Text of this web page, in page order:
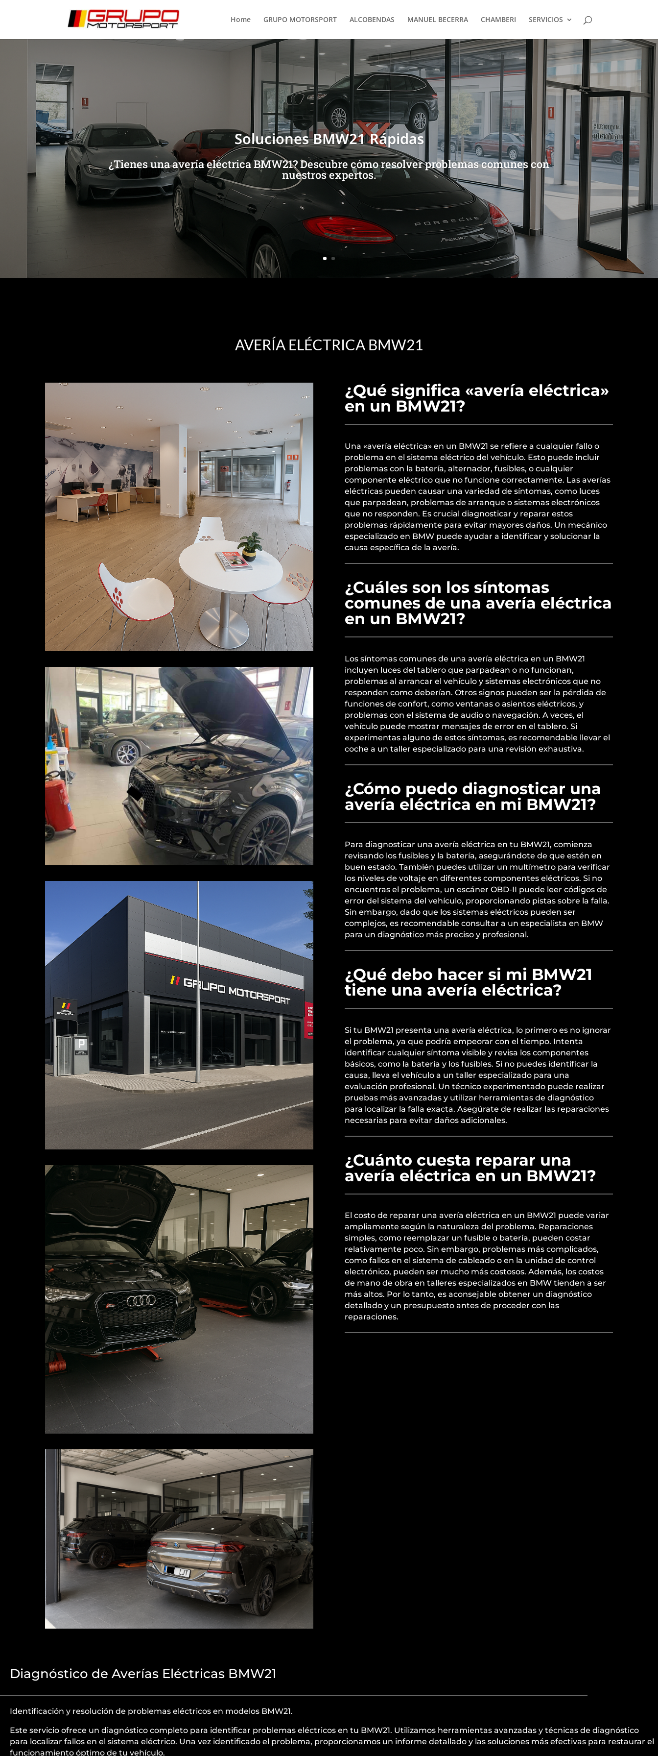
Home GRUPO MOTORSPORT ALCOBENDAS MANUEL BECERRA CHAMBERI SERVICIOS
Soluciones BMW21 Rápidas
¿Tienes una avería eléctrica BMW21? Descubre cómo resolver problemas comunes con
nuestros expertos.
AVERÍA ELÉCTRICA BMW21
¿Qué significa «avería eléctrica»
en un BMW21?
Una «avería eléctrica» en un BMW21 se refiere a cualquier fallo o
problema en el sistema eléctrico del vehículo. Esto puede incluir
problemas con la batería, alternador, fusibles, o cualquier
componente eléctrico que no funcione correctamente. Las averías
eléctricas pueden causar una variedad de síntomas, como luces
que parpadean, problemas de arranque o sistemas electrónicos
que no responden. Es crucial diagnosticar y reparar estos
problemas rápidamente para evitar mayores daños. Un mecánico
especializado en BMW puede ayudar a identificar y solucionar la
causa específica de la avería.
¿Cuáles son los síntomas
comunes de una avería eléctrica
en un BMW21?
Los síntomas comunes de una avería eléctrica en un BMW21
incluyen luces del tablero que parpadean o no funcionan,
problemas al arrancar el vehículo y sistemas electrónicos que no
responden como deberían. Otros signos pueden ser la pérdida de
funciones de confort, como ventanas o asientos eléctricos, y
problemas con el sistema de audio o navegación. A veces, el
vehículo puede mostrar mensajes de error en el tablero. Si
experimentas alguno de estos síntomas, es recomendable llevar el
coche a un taller especializado para una revisión exhaustiva.
¿Cómo puedo diagnosticar una
avería eléctrica en mi BMW21?
Para diagnosticar una avería eléctrica en tu BMW21, comienza
revisando los fusibles y la batería, asegurándote de que estén en
buen estado. También puedes utilizar un multímetro para verificar
los niveles de voltaje en diferentes componentes eléctricos. Si no
encuentras el problema, un escáner OBD-II puede leer códigos de
error del sistema del vehículo, proporcionando pistas sobre la falla.
Sin embargo, dado que los sistemas eléctricos pueden ser
complejos, es recomendable consultar a un especialista en BMW
para un diagnóstico más preciso y profesional.
¿Qué debo hacer si mi BMW21
tiene una avería eléctrica?
Si tu BMW21 presenta una avería eléctrica, lo primero es no ignorar
el problema, ya que podría empeorar con el tiempo. Intenta
identificar cualquier síntoma visible y revisa los componentes
básicos, como la batería y los fusibles. Si no puedes identificar la
causa, lleva el vehículo a un taller especializado para una
evaluación profesional. Un técnico experimentado puede realizar
pruebas más avanzadas y utilizar herramientas de diagnóstico
para localizar la falla exacta. Asegúrate de realizar las reparaciones
necesarias para evitar daños adicionales.
¿Cuánto cuesta reparar una
avería eléctrica en un BMW21?
El costo de reparar una avería eléctrica en un BMW21 puede variar
ampliamente según la naturaleza del problema. Reparaciones
simples, como reemplazar un fusible o batería, pueden costar
relativamente poco. Sin embargo, problemas más complicados,
como fallos en el sistema de cableado o en la unidad de control
electrónico, pueden ser mucho más costosos. Además, los costos
de mano de obra en talleres especializados en BMW tienden a ser
más altos. Por lo tanto, es aconsejable obtener un diagnóstico
detallado y un presupuesto antes de proceder con las
reparaciones.
Diagnóstico de Averías Eléctricas BMW21
Identificación y resolución de problemas eléctricos en modelos BMW21.
Este servicio ofrece un diagnóstico completo para identificar problemas eléctricos en tu BMW21. Utilizamos herramientas avanzadas y técnicas de diagnóstico
para localizar fallos en el sistema eléctrico. Una vez identificado el problema, proporcionamos un informe detallado y las soluciones más efectivas para restaurar el
funcionamiento óptimo de tu vehículo.